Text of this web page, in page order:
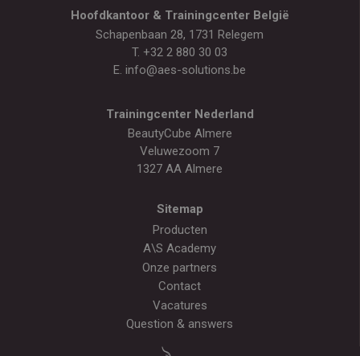
Hoofdkantoor & Trainingcenter België
Schapenbaan 28, 1731 Relegem
T. +32 2 880 30 03
E. info@aes-solutions.be
Trainingcenter Nederland
BeautyCube Almere
Veluwezoom 7
1327 AA Almere
Sitemap
Producten
A\S Academy
Onze partners
Contact
Vacatures
Question & answers